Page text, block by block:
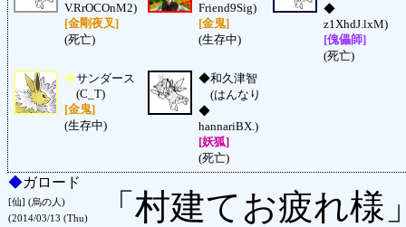
V.RrOCOnM2)
[金剛夜叉]
(死亡)
Friend9Sig)
[金鬼]
(生存中)
◆
z1XhdJ.lxM)
[傀儡師]
(死亡)
◆サンダース
(C_T)
[金鬼]
(生存中)
◆和久津智
(はんなり
◆
hannariBX.)
[妖狐]
(死亡)
◆ガロード
[仙] (烏の人)
(2014/03/13 (Thu)
「村建てお疲れ様